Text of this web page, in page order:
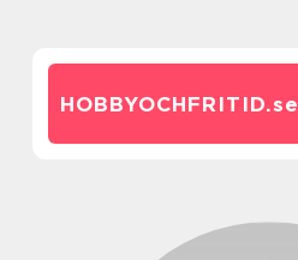
HOBBYOCHFRITID.se